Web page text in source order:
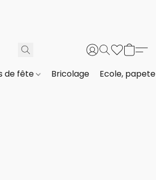
de fête Bricolage Ecole,